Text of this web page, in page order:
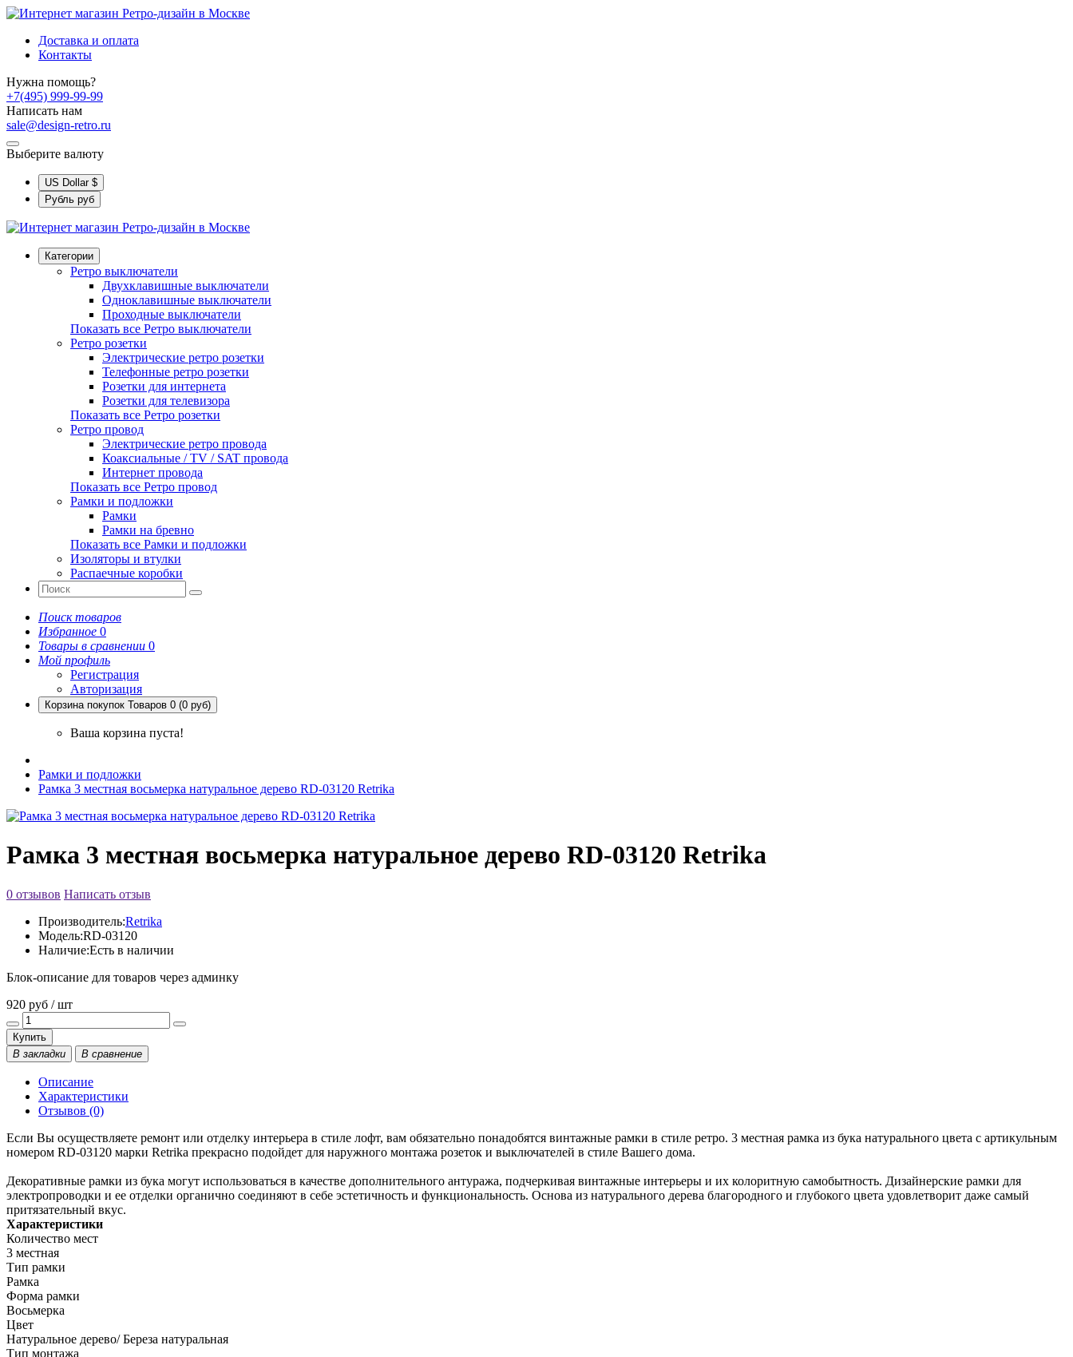
Доставка и оплата
Контакты
Нужна помощь?
+7(495) 999-99-99
Написать нам
sale@design-retro.ru
Выберите валюту
US Dollar $
Рубль руб
Категории
Ретро выключатели
Двухклавишные выключатели
Одноклавишные выключатели
Проходные выключатели
Показать все Ретро выключатели
Ретро розетки
Электрические ретро розетки
Телефонные ретро розетки
Розетки для интернета
Розетки для телевизора
Показать все Ретро розетки
Ретро провод
Электрические ретро провода
Коаксиальные / TV / SAT провода
Интернет провода
Показать все Ретро провод
Рамки и подложки
Рамки
Рамки на бревно
Показать все Рамки и подложки
Изоляторы и втулки
Распаечные коробки
Поиск товаров
Избранное 0
Товары в сравнении 0
Мой профиль
Регистрация
Авторизация
Корзина покупок Товаров 0 (0 руб)
Ваша корзина пуста!
Рамки и подложки
Рамка 3 местная восьмерка натуральное дерево RD-03120 Retrika
Рамка 3 местная восьмерка натуральное дерево RD-03120 Retrika
0 отзывов Написать отзыв
Производитель:Retrika
Модель:RD-03120
Наличие:Есть в наличии
Блок-описание для товаров через админку
920 руб / шт
Купить
В закладки
В сравнение
Описание
Характеристики
Отзывов (0)
Если Вы осуществляете ремонт или отделку интерьера в стиле лофт, вам обязательно понадобятся винтажные рамки в стиле ретро. 3 местная рамка из бука натурального цвета с артикульным
номером RD-03120 марки Retrika прекрасно подойдет для наружного монтажа розеток и выключателей в стиле Вашего дома.
Декоративные рамки из бука могут использоваться в качестве дополнительного антуража, подчеркивая винтажные интерьеры и их колоритную самобытность. Дизайнерские рамки для
электропроводки и ее отделки органично соединяют в себе эстетичность и функциональность. Основа из натурального дерева благородного и глубокого цвета удовлетворит даже самый
притязательный вкус.
Характеристики
Количество мест
3 местная
Тип рамки
Рамка
Форма рамки
Восьмерка
Цвет
Натуральное дерево/ Береза натуральная
Тип монтажа